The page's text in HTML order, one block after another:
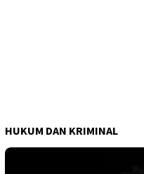
HUKUM DAN KRIMINAL